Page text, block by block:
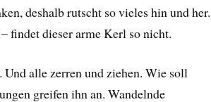
deshalb rutscht so vieles hin und her.
findet dieser arme Kerl so nicht.
alle zerren und ziehen. Wie soll
greifen ihn an. Wandelnde